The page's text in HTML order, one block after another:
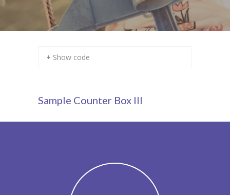
+ Show code
Sample Counter Box III